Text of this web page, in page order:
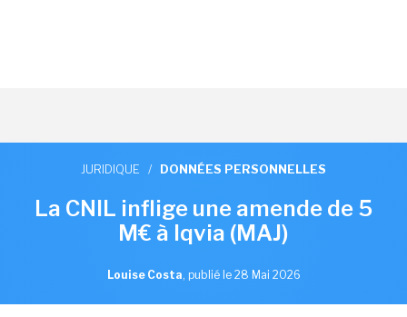
JURIDIQUE / DONNÉES PERSONNELLES
La CNIL inflige une amende de 5
M€ à Iqvia (MAJ)
Louise Costa, publié le 28 Mai 2026